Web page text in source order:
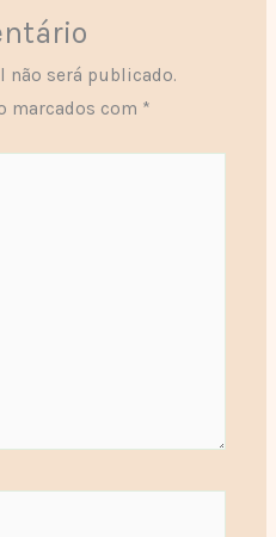
não será publicado.
marcados com *